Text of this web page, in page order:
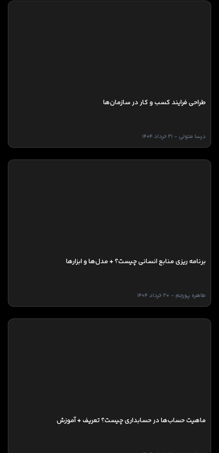
طراحی فرایند کسب و کار در سازمان‌ها
درسا متولی - 21 خرداد 1404
برنامه ریزی منابع انسانی چیست؟ + مدل‌ها و ابزارها
طاهره پورجم - 20 خرداد 1404
ماهیت حساب‌ها در حسابداری چیست؟ تعریف + آموزش